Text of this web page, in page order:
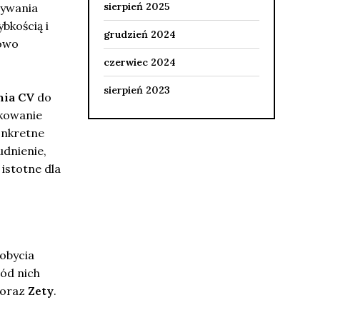
i
CV do
istotne dla
nich
oraz Zety.
sierpień 2025
grudzień 2024
czerwiec 2024
sierpień 2023